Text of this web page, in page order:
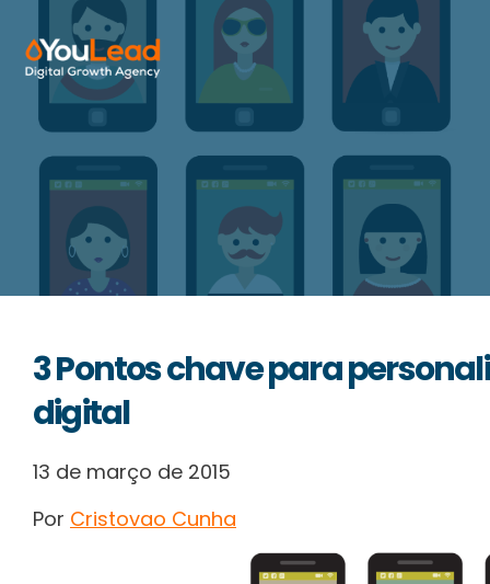
Sobre Nós
Serviços
HubSpot
Contactos
3 Pontos chave para
digital
13 de março de 2015
Por Cristovao Cunha